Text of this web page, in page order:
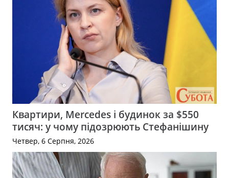
Квартири, Mercedes і будинок за $550
тисяч: у чому підозрюють Стефанішину
Четвер, 6 Серпня, 2026